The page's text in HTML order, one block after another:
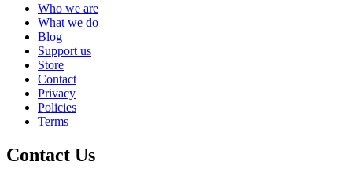
Who we are
What we do
Blog
Support us
Store
Contact
Privacy
Policies
Terms
Contact Us